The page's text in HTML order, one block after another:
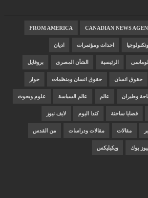
CANADIAN NEWS
FROM AMERICA
احداث ومؤتمرات اديان
الرئيسية الشأن المصرى بروفايل
حقوق انسان حقوق انسان ومنظمات حوار
وطيران عالم عالم السياسة علوم وبحوث
قضايا ساخنة كندا اليوم لايف نيوز
مقالات مقالات ودراسات من القدس
بوك ويكيليكس